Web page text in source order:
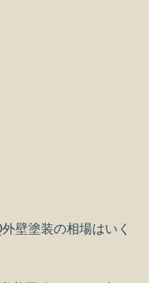
壁塗装の相場はいく